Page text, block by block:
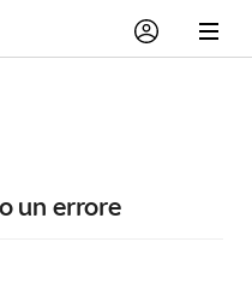
un errore